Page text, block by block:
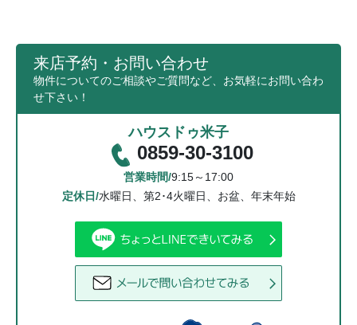
来店予約・お問い合わせ
物件についてのご相談やご質問など、お気軽にお問い合わ
せ下さい！
ハウスドゥ米子
0859-30-3100
営業時間/9:15～17:00
定休日/水曜日、第2･4火曜日、お盆、年末年始